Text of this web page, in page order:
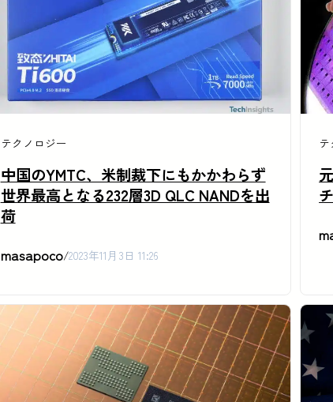
テクノロジー
中国のYMTC、米制裁下にもかかわらず
世界最高となる232層3D QLC NANDを出
荷
masapoco/2023年11月3日 11:26